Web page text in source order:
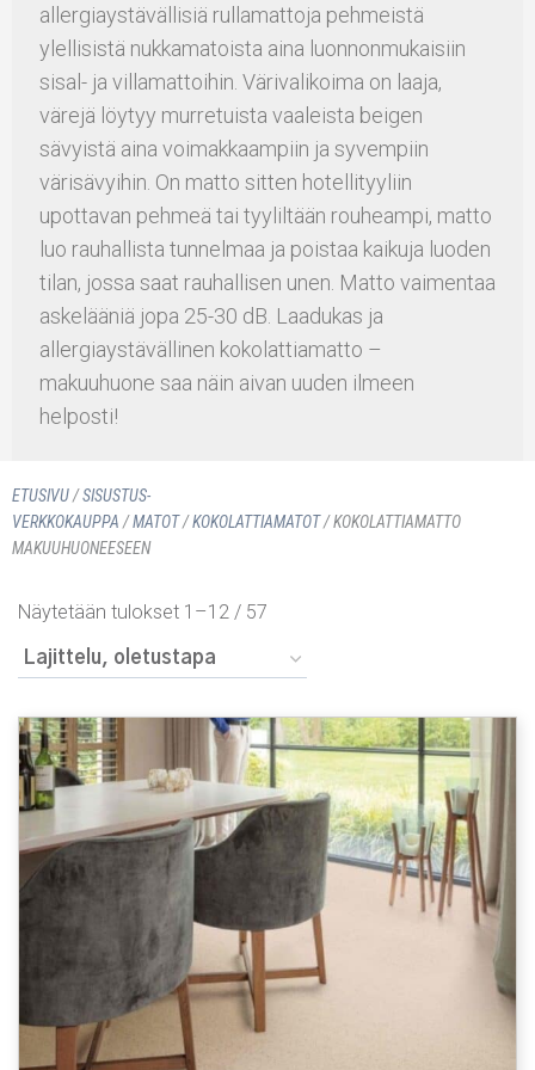
allergiaystävällisiä rullamattoja pehmeistä
ylellisistä nukkamatoista aina luonnonmukaisiin
sisal- ja villamattoihin. Värivalikoima on laaja,
värejä löytyy murretuista vaaleista beigen
sävyistä aina voimakkaampiin ja syvempiin
värisävyihin. On matto sitten hotellityyliin
upottavan pehmeä tai tyyliltään rouheampi, matto
luo rauhallista tunnelmaa ja poistaa kaikuja luoden
tilan, jossa saat rauhallisen unen. Matto vaimentaa
askelääniä jopa 25-30 dB. Laadukas ja
allergiaystävällinen kokolattiamatto –
makuuhuone saa näin aivan uuden ilmeen
helposti!
ETUSIVU/SISUSTUS­
VERKKOKAUPPA /MATOT/KOKOLATTIAMATOT/ KOKOLATTIAMATTO
MAKUUHUONEESEEN
Näytetään tulokset 1–12 / 57